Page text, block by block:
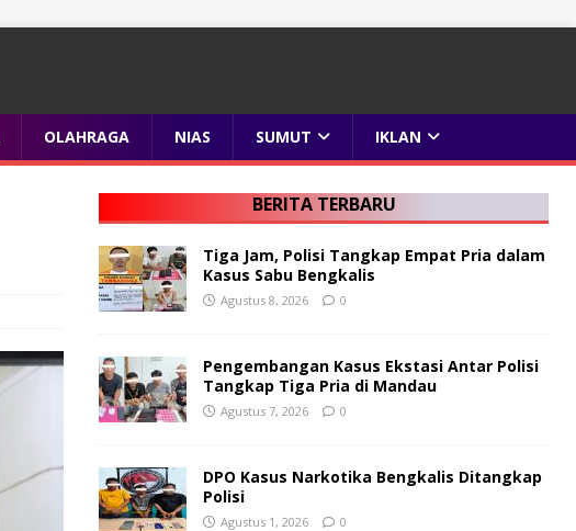
OLAHRAGA NIAS SUMUT IKLAN
BERITA TERBARU
Tiga Jam, Polisi Tangkap Empat Pria dalam
Kasus Sabu Bengkalis
Agustus 8, 2026 0
Pengembangan Kasus Ekstasi Antar Polisi
Tangkap Tiga Pria di Mandau
Agustus 7, 2026 0
DPO Kasus Narkotika Bengkalis Ditangkap
Polisi
Agustus 1, 2026 0